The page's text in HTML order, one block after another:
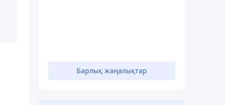
Барлық жаңалықтар